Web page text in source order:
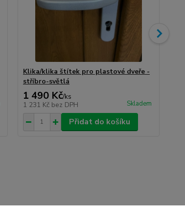
Klika/klika štítek pro plastové dveře -
stříbro-světlá
1 490 Kč/ks
1 231 Kč bez DPH Skladem
Přidat do košíku